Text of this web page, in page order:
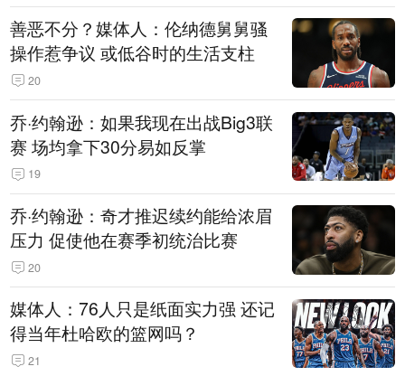
善恶不分？媒体人：伦纳德舅舅骚
操作惹争议 或低谷时的生活支柱
20
乔·约翰逊：如果我现在出战Big3联
赛 场均拿下30分易如反掌
19
乔·约翰逊：奇才推迟续约能给浓眉
压力 促使他在赛季初统治比赛
20
媒体人：76人只是纸面实力强 还记
得当年杜哈欧的篮网吗？
21